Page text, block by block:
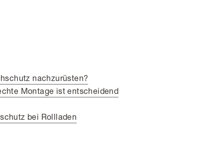
nachzurüsten?
Montage ist entscheidend
bei Rollladen